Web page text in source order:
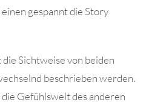
gespannt die Story
Sichtweise von beiden
beschrieben werden.
Gefühlswelt des anderen